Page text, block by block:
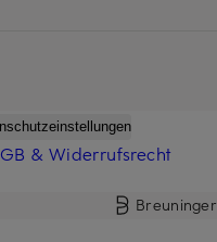
& Widerrufsrecht
Breuninger